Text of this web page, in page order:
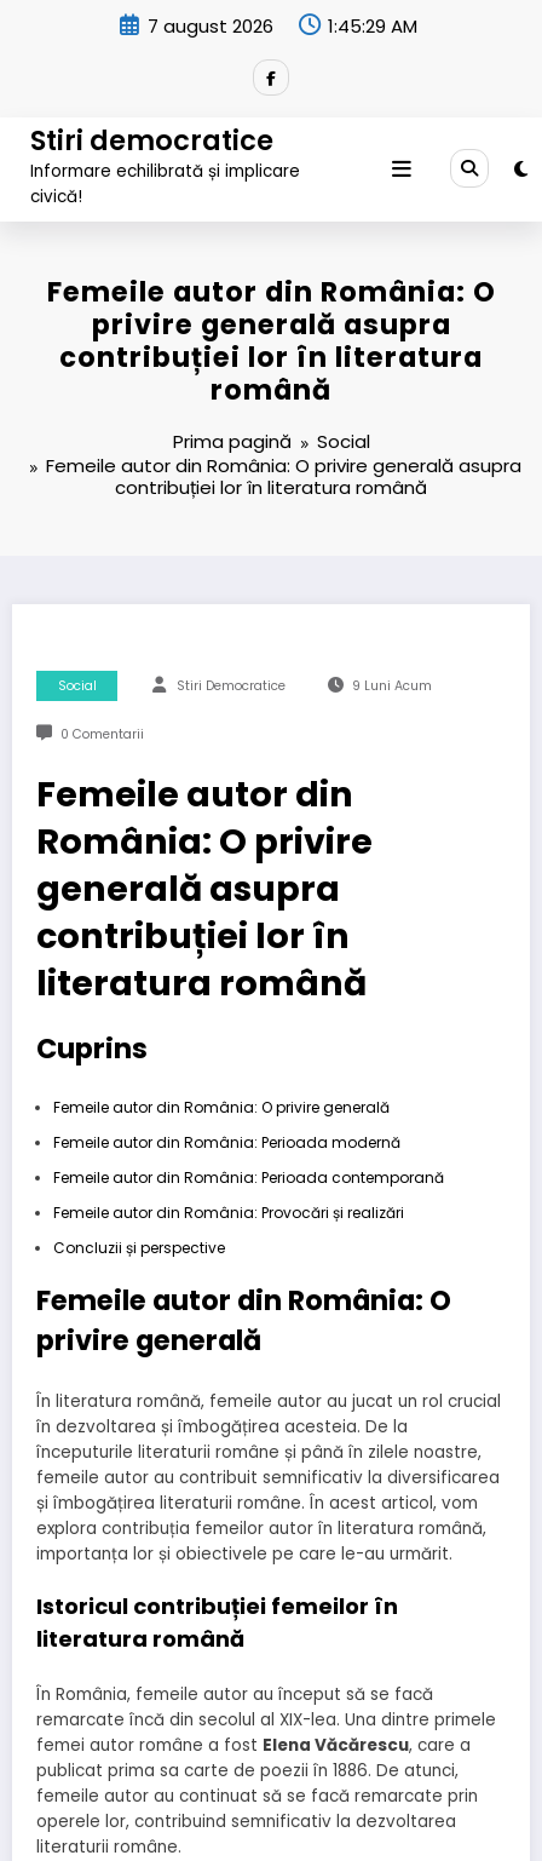
7 august 2026 1:45:30 AM
Stiri democratice
Informare echilibrată și implicare
civică!
Femeile autor din România: O
privire generală asupra
contribuției lor în literatura
română
Prima pagină
Social
Femeile autor din România: O privire generală asupra
contribuției lor în literatura română
Social Stiri Democratice 9 Luni Acum
0 Comentarii
Femeile autor din
România: O privire
generală asupra
contribuției lor în
literatura română
Cuprins
Femeile autor din România: O privire generală
Femeile autor din România: Perioada modernă
Femeile autor din România: Perioada contemporană
Femeile autor din România: Provocări și realizări
Concluzii și perspective
Femeile autor din România: O
privire generală
În literatura română, femeile autor au jucat un rol crucial
în dezvoltarea și îmbogățirea acesteia. De la
începuturile literaturii române și până în zilele noastre,
femeile autor au contribuit semnificativ la diversificarea
și îmbogățirea literaturii române. În acest articol, vom
explora contribuția femeilor autor în literatura română,
importanța lor și obiectivele pe care le-au urmărit.
Istoricul contribuției femeilor în
literatura română
În România, femeile autor au început să se facă
remarcate încă din secolul al XIX-lea. Una dintre primele
femei autor române a fost Elena Văcărescu, care a
publicat prima sa carte de poezii în 1886. De atunci,
femeile autor au continuat să se facă remarcate prin
operele lor, contribuind semnificativ la dezvoltarea
literaturii române.